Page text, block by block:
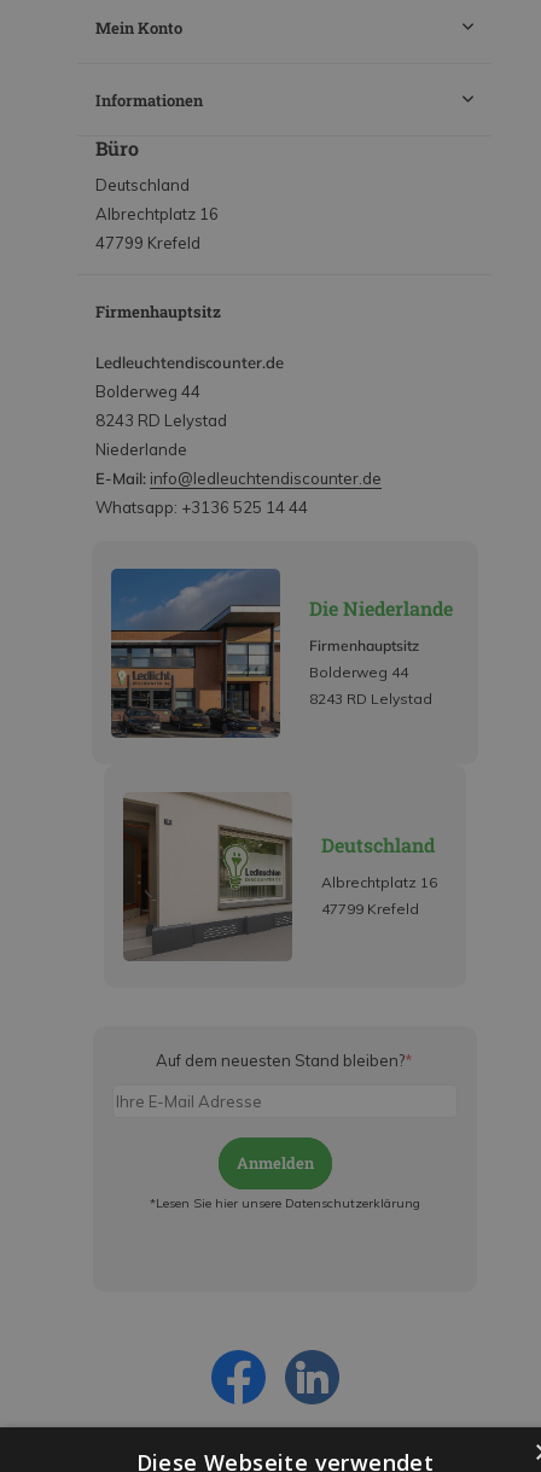
Mein Konto
Informationen
Büro
Deutschland
Albrechtplatz 16
47799 Krefeld
Firmenhauptsitz
Ledleuchtendiscounter.de
Bolderweg 44
8243 RD Lelystad
Niederlande
E-Mail: info@ledleuchtendiscounter.de
Whatsapp: +3136 525 14 44
Die Niederlande
Firmenhauptsitz
Bolderweg 44
8243 RD Lelystad
Deutschland
Albrechtplatz 16
47799 Krefeld
Auf dem neuesten Stand bleiben?*
Anmelden
*Lesen Sie hier unsere Datenschutzerklärung
Diese Webseite verwendet